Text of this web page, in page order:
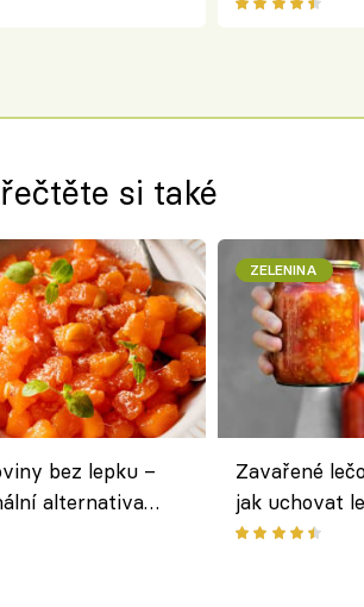
si také
bez lepku –
alternativa
ZELENINA
Zavařené
jak uchovat